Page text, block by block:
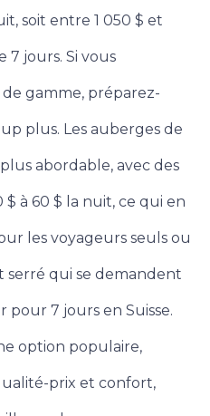
soit entre 1 050 $ et
7 jours. Si vous
gamme, préparez-
plus. Les auberges de
abordable, avec des
à 60 $ la nuit, ce qui en
les voyageurs seuls ou
serré qui se demandent
pour 7 jours en Suisse.
option populaire,
prix et confort,